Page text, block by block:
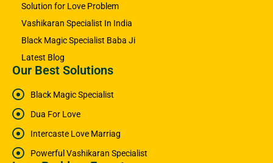
Solution for Love Problem
Vashikaran Specialist In India
Black Magic Specialist Baba Ji
Latest Blog
Our Best Solutions
Black Magic Specialist
Dua For Love
Intercaste Love Marriag
Powerful Vashikaran Specialist